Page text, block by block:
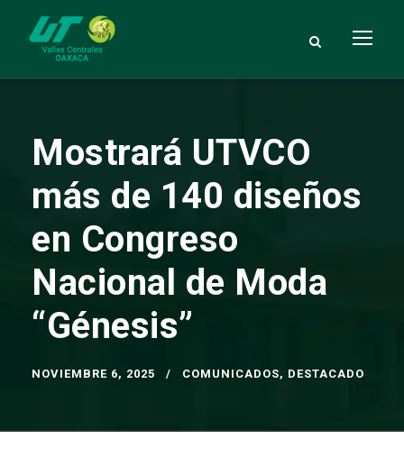
Mostrará UTVCO
más de 140 diseños
en Congreso
Nacional de Moda
“Génesis”
NOVIEMBRE 6, 2025 COMUNICADOS, DESTACADO